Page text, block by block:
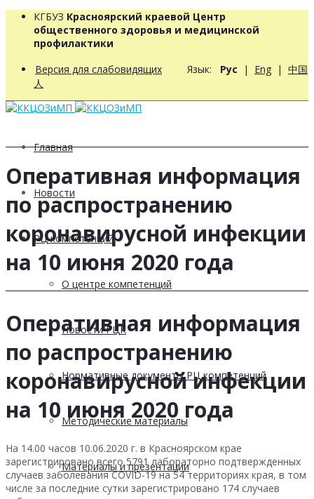
КГБУЗ Красноярский краевой Центр
общественного здоровья и медицинской
профилактики
Версия для слабовидящих Язык: Рус | Eng | 中国
人
Главная
Новости
РЦ компетенций
О центре компетенций
Новости РЦК
Нормативные документы РЦ компетенций
Методические материалы
Материалы и презентации
Оперативная информация
по распространению
коронавирусной инфекции
на 10 июня 2020 года
Оперативная информация
по распространению
коронавирусной инфекции
на 10 июня 2020 года
На 14.00 часов 10.06.2020 г. в Красноярском крае
зарегистрировано всего 5791 лабораторно подтвержденных
случаев заболевания COVID-19 на 54 территориях края, в том
числе за последние сутки зарегистрировано 174 случаев